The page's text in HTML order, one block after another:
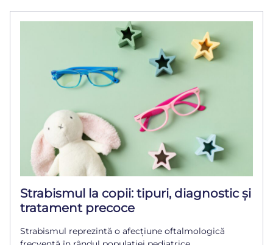
Strabismul la copii: tipuri, diagnostic și
tratament precoce
Strabismul reprezintă o afecțiune oftalmologică